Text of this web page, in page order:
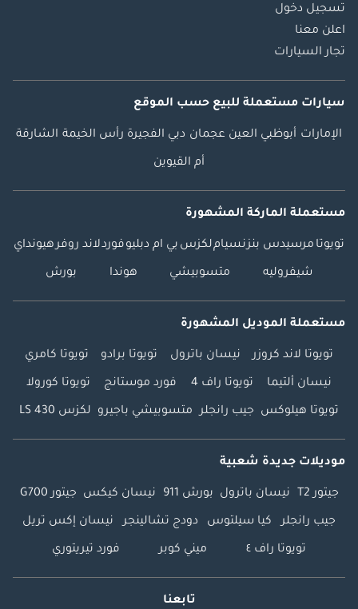
تسجيل دخول
اعلن معنا
تجار السيارات
سيارات مستعملة للبيع حسب الموقع
الإمارات أبوظبي العين عجمان دبي الفجيرة رأس الخيمة الشارقة
أم القيوين
مستعملة الماركة المشهورة
تويوتا مرسيدس بنزنسياملكزس بي ام دبليوفوردلاند روفرهيونداي
شيفروليه متسوبيشي هوندا بورش
مستعملة الموديل المشهورة
تويوتا لاند كروزر نيسان باترول تويوتا برادو تويوتا كامري
نيسان ألتيما تويوتا راف 4 فورد موستانج تويوتا كورولا
تويوتا هيلوكس جيب رانجلر متسوبيشي باجيرو لكزس LS 430
موديلات جديدة شعبية
جيتور T2 نيسان باترول بورش 911 نيسان كيكس جيتور G700
جيب رانجلر كيا سيلتوس دودج تشالينجر نيسان إكس تريل
تويوتا راف ٤ ميني كوبر فورد تيريتوري
تابعنا